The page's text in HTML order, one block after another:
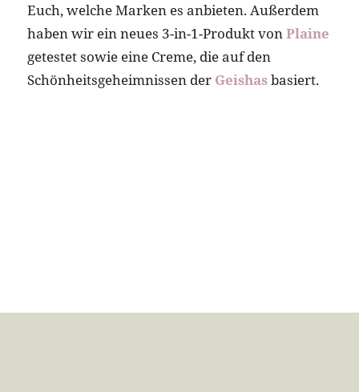
Euch, welche Marken es anbieten. Außerdem
haben wir ein neues 3-in-1-Produkt vonPlaine
getestet sowie eine Creme, die auf den
Schönheitsgeheimnissen der Geishasbasiert.